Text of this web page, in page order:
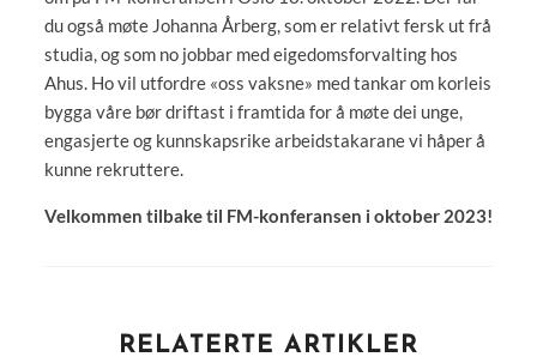
du også møte Johanna Årberg, som er relativt fersk ut frå
studia, og som no jobbar med eigedomsforvalting hos
Ahus. Ho vil utfordre «oss vaksne» med tankar om korleis
bygga våre bør driftast i framtida for å møte dei unge,
engasjerte og kunnskapsrike arbeidstakarane vi håper å
kunne rekruttere.
Velkommen tilbake til FM-konferansen i oktober 2023!
RELATERTE ARTIKLER